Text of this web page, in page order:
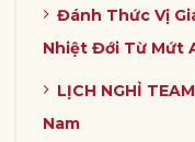
Đánh Thức Vị
Nhiệt Đới Từ Mứt
LỊCH NGHỈ
Nam